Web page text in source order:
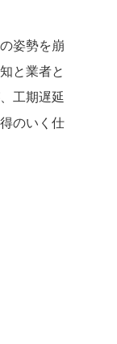
姿勢を崩
と業者と
工期遅延
のいく仕